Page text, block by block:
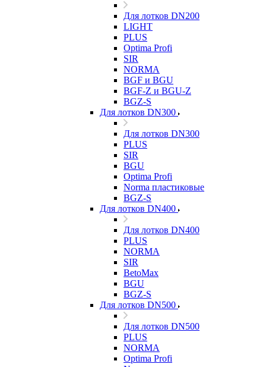
Для лотков DN200
LIGHT
PLUS
Optima Profi
SIR
NORMA
BGF и BGU
BGF-Z и BGU-Z
BGZ-S
Для лотков DN300
Для лотков DN300
PLUS
SIR
BGU
Optima Profi
Norma пластиковые
BGZ-S
Для лотков DN400
Для лотков DN400
PLUS
NORMA
SIR
BetoMax
BGU
BGZ-S
Для лотков DN500
Для лотков DN500
PLUS
NORMA
Optima Profi